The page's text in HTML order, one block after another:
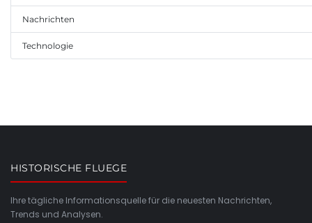
Nachrichten
Technologie
HISTORISCHE FLUEGE
Ihre tägliche Informationsquelle für die neuesten Nachrichten,
Trends und Analysen.